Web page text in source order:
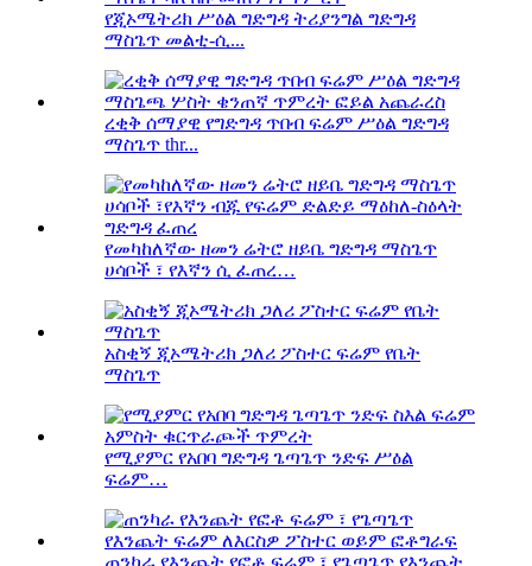
የጂኦሜትሪክ ሥዕል ግድግዳ ትሪያንግል ግድግዳ
ማስጌጥ መልቲ-ሲ...
ረቂቅ ሰማያዊ የግድግዳ ጥበብ ፍሬም ሥዕል ግድግዳ
ማስጌጥ thr...
የመካከለኛው ዘመን ሬትሮ ዘይቤ ግድግዳ ማስጌጥ
ሀሳቦች ፣ የእኛን ሲ ፈጠረ…
አስቂኝ ጂኦሜትሪክ ጋለሪ ፖስተር ፍሬም የቤት
ማስጌጥ
የሚያምር የአበባ ግድግዳ ጌጣጌጥ ንድፍ ሥዕል
ፍሬም…